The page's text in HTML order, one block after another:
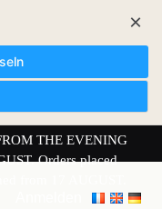
×
THE EVENING
Orders placed